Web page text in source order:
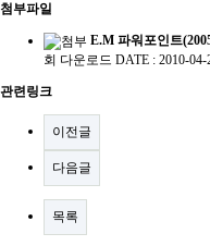
첨부파일
E.M 파워포인트
회 다운로드 DATE : 2010-04-
관련링크
이전글
다음글
목록